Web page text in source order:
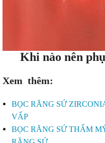
Khi nào nên
Xem thêm:
BỌC RĂNG SỨ
VẤP
BỌC RĂNG SỨ THẨM